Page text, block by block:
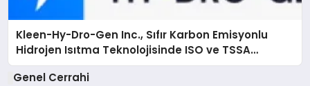
Kleen-Hy-Dro-Gen Inc., Sıfır Karbon Emisyonlu
Hidrojen Isıtma Teknolojisinde ISO ve TSSA
Düzenleyici Onaylarını Aldı
Genel Cerrahi